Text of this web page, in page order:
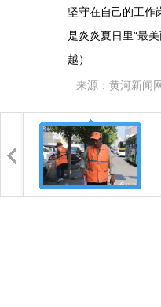
坚守在自己的工作
是炎炎夏日里“最
越）
来源：黄河新闻